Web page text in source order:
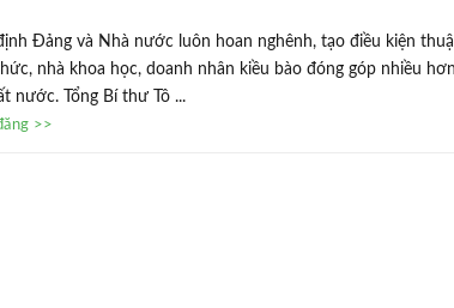
Đảng và Nhà nước luôn hoan nghênh, tạo điều kiện
nhà khoa học, doanh nhân kiều bào đóng góp nhiều
nước. Tổng Bí thư Tô ...
>>